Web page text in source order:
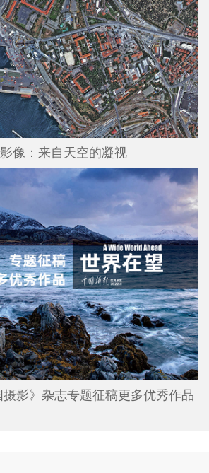
像：来自天空的凝视
影》杂志专题征稿更多优秀作品